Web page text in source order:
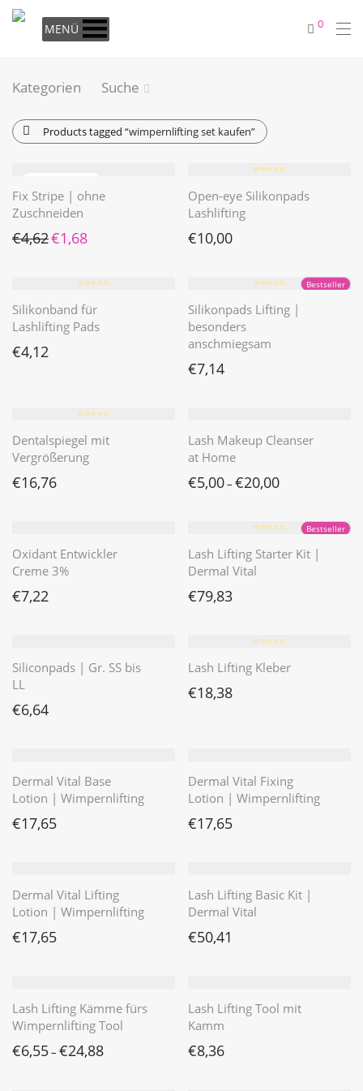
MENÜ 0
Kategorien Suche
Products tagged “wimpernlifting set kaufen”
Fix Stripe | ohne
Zuschneiden
€4,62 Ursprünglicher Preis war: €4,62
€1,68 Aktueller Preis ist: €1,68.
⭐️⭐️⭐️⭐️⭐️
Open-eye Silikonpads
Lashlifting
€10,00
⭐️⭐️⭐️⭐️⭐️
Silikonband für
Lashlifting Pads
€4,12
Bestseller
⭐️⭐️⭐️⭐️⭐️
Silikonpads Lifting |
besonders
anschmiegsam
€7,14
⭐️⭐️⭐️⭐️⭐️
Dentalspiegel mit
Vergrößerung
€16,76
Lash Makeup Cleanser
at Home
€5,00– €20,00
Oxidant Entwickler
Creme 3%
€7,22
Bestseller
⭐️⭐️⭐️⭐️⭐️
Lash Lifting Starter Kit |
Dermal Vital
€79,83
Siliconpads | Gr. SS bis
LL
€6,64
⭐️⭐️⭐️⭐️⭐️
Lash Lifting Kleber
€18,38
Dermal Vital Base
Lotion | Wimpernlifting
€17,65
Dermal Vital Fixing
Lotion | Wimpernlifting
€17,65
Dermal Vital Lifting
Lotion | Wimpernlifting
€17,65
Lash Lifting Basic Kit |
Dermal Vital
€50,41
Lash Lifting Kämme fürs
Wimpernlifting Tool
€6,55– €24,88
Lash Lifting Tool mit
Kamm
€8,36